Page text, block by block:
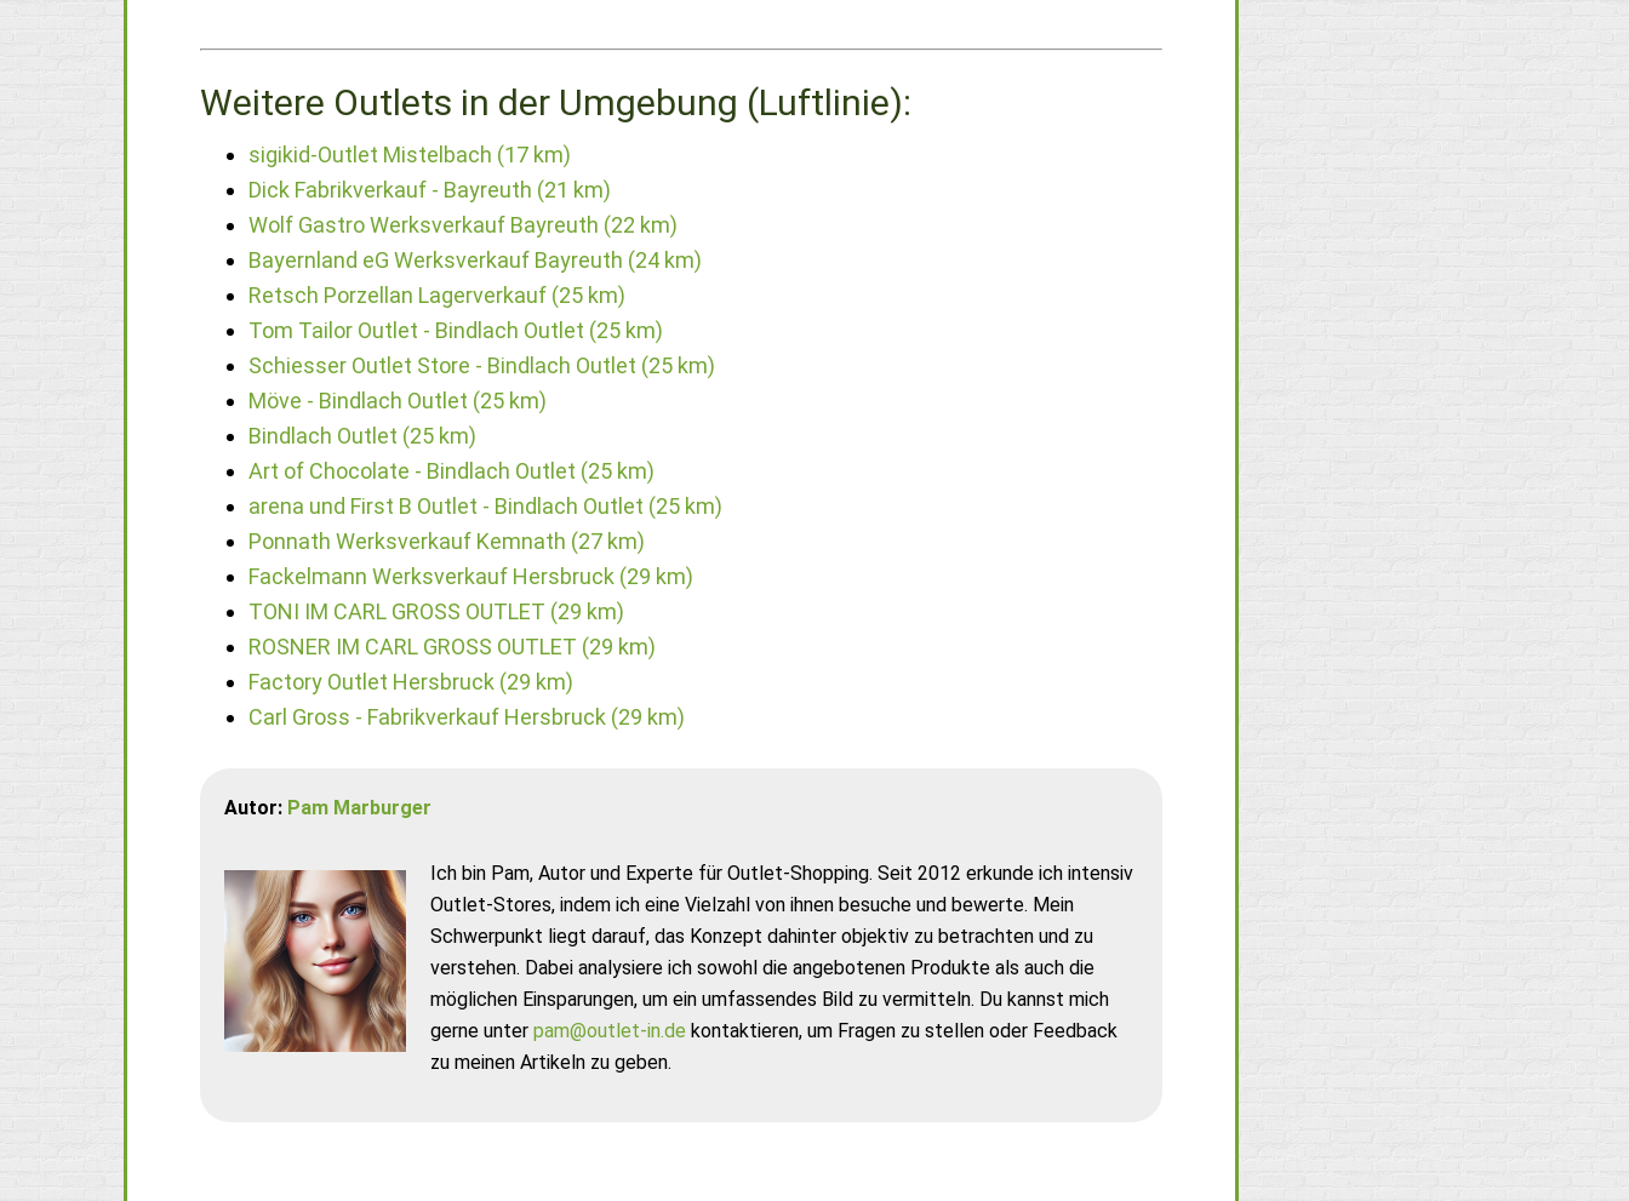
Weitere Outlets in der Umgebung (Luftlinie):
sigikid-Outlet Mistelbach (17 km)
Dick Fabrikverkauf - Bayreuth (21 km)
Wolf Gastro Werksverkauf Bayreuth (22 km)
Bayernland eG Werksverkauf Bayreuth (24 km)
Retsch Porzellan Lagerverkauf (25 km)
Tom Tailor Outlet - Bindlach Outlet (25 km)
Schiesser Outlet Store - Bindlach Outlet (25 km)
Möve - Bindlach Outlet (25 km)
Bindlach Outlet (25 km)
Art of Chocolate - Bindlach Outlet (25 km)
arena und First B Outlet - Bindlach Outlet (25 km)
Ponnath Werksverkauf Kemnath (27 km)
Fackelmann Werksverkauf Hersbruck (29 km)
TONI IM CARL GROSS OUTLET (29 km)
ROSNER IM CARL GROSS OUTLET (29 km)
Factory Outlet Hersbruck (29 km)
Carl Gross - Fabrikverkauf Hersbruck (29 km)
Autor: Pam Marburger
Ich bin Pam, Autor und Experte für Outlet-Shopping. Seit 2012 erkunde ich intensiv
Outlet-Stores, indem ich eine Vielzahl von ihnen besuche und bewerte. Mein
Schwerpunkt liegt darauf, das Konzept dahinter objektiv zu betrachten und zu
verstehen. Dabei analysiere ich sowohl die angebotenen Produkte als auch die
möglichen Einsparungen, um ein umfassendes Bild zu vermitteln. Du kannst mich
gerne unter pam@outlet-in.de kontaktieren, um Fragen zu stellen oder Feedback
zu meinen Artikeln zu geben.